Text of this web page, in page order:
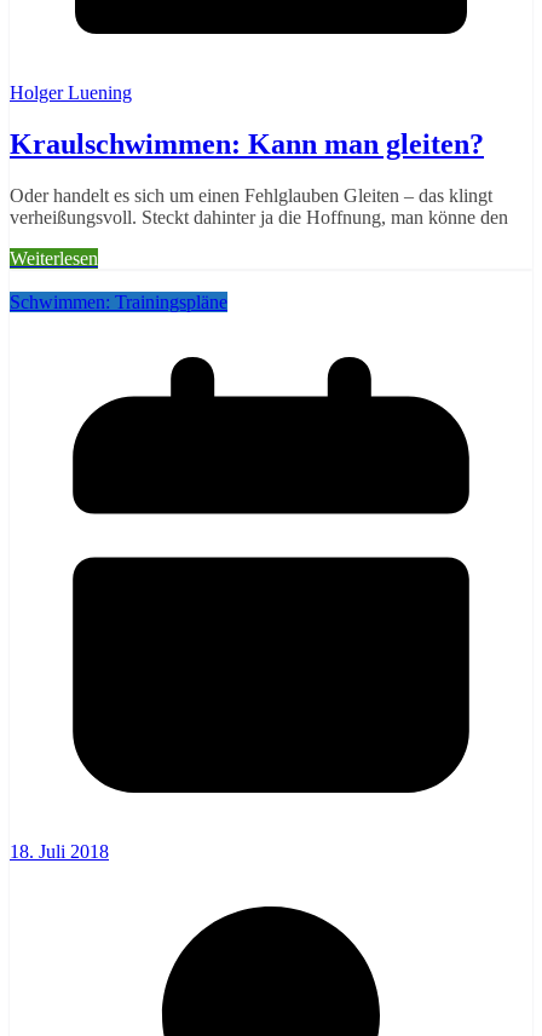
Holger Luening
Kraulschwimmen: Kann man gleiten?
Oder handelt es sich um einen Fehlglauben Gleiten – das klingt
verheißungsvoll. Steckt dahinter ja die Hoffnung, man könne den
Weiterlesen
Schwimmen: Trainingspläne
18. Juli 2018